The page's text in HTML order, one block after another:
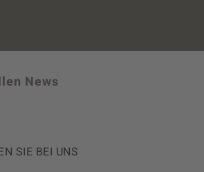
News
SIE BEI UNS